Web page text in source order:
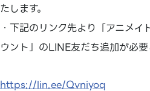
たします。
・下記のリンク先より「アニメイ
ウント」のLINE友だち追加が必要
https://lin.ee/Qvniyoq